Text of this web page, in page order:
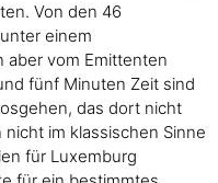
Von den 46
einem
aber vom Emittenten
fünf Minuten Zeit sind
das dort nicht
im klassischen Sinne
für Luxemburg